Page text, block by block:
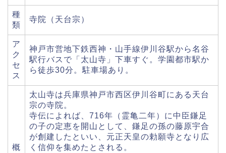
種
類
寺院（天台宗）
ア
ク
セ
ス
神戸市営地下鉄西神・山手線伊川谷駅から名谷
駅行バスで「太山寺」下車すぐ。学園都市駅か
ら徒歩30分。駐車場あり。
概
太山寺は兵庫県神戸市西区伊川谷町にある天台
宗の寺院。
寺伝によれば、716年（霊亀二年）に中臣鎌足
の子の定恵を開山として、鎌足の孫の藤原宇合
が創建したといい、元正天皇の勅願寺となり広
く信仰を集めたとされる。